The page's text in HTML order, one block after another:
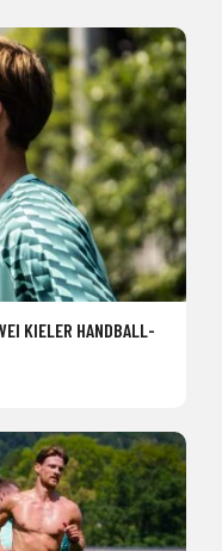
KIELER HANDBALL-